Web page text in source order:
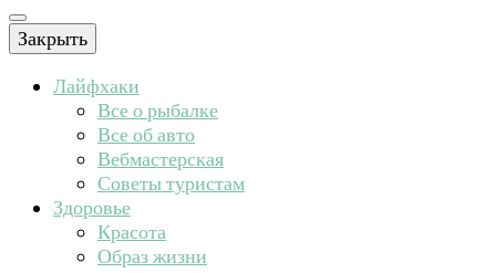
Закрыть
Лайфхаки
Все о рыбалке
Все об авто
Вебмастерская
Советы туристам
Здоровье
Красота
Образ жизни